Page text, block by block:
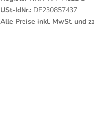
USt-IdNr.: DE230857437
Alle Preise inkl. MwSt. und